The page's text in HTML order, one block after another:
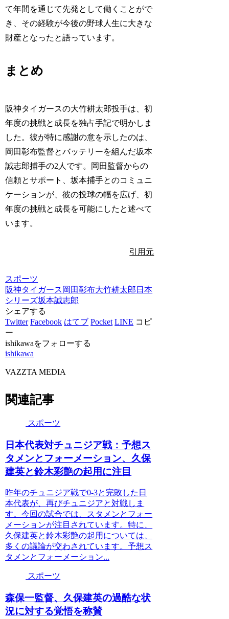
て年間を通じて先発として働くことがで
き、その経験が今後の野球人生に大きな
財産となったと語っています。
まとめ
阪神タイガースの大竹耕太郎投手は、初
年度の挑戦と成長を独占手記で明かしま
した。彼が特に感謝の意を示したのは、
岡田彰布監督とバッテリーを組んだ坂本
誠志郎捕手の2人です。岡田監督からの
信頼とサポート、坂本捕手とのコミュニ
ケーションが、彼の投球の幅を広げ、初
年度の挑戦と成長を可能にしたと述べて
います。
引用元
スポーツ
阪神タイガース 岡田彰布大竹耕太郎 日本
シリーズ坂本誠志郎
シェアする
Twitter Facebook はてブ Pocket LINE コピ
ー
ishikawaをフォローする
ishikawa
VAZZTA MEDIA
関連記事
スポーツ
日本代表対チュニジア戦：予想ス
タメンとフォーメーション、久保
建英と鈴木彩艶の起用に注目
昨年のチュニジア戦で0-3と完敗した日
本代表が、再びチュニジアと対戦しま
す。今回の試合では、スタメンとフォー
メーションが注目されています。特に、
久保建英と鈴木彩艶の起用については、
多くの議論が交わされています。予想ス
タメンとフォーメーション...
スポーツ
森保一監督、久保建英の過酷な状
況に対する覚悟を称賛